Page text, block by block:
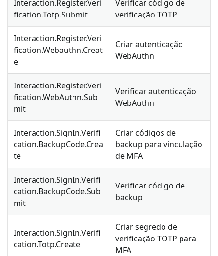
Interaction.Register.Veri
fication.Totp.Submit
Verificar código de
verificação TOTP
Interaction.Register.Veri
fication.Webauthn.Creat
e
Criar autenticação
WebAuthn
Interaction.Register.Veri
fication.WebAuthn.Sub
mit
Verificar autenticação
WebAuthn
Interaction.SignIn.Verifi
cation.BackupCode.Crea
te
Criar códigos de
backup para vinculação
de MFA
Interaction.SignIn.Verifi
cation.BackupCode.Sub
mit
Verificar código de
backup
Interaction.SignIn.Verifi
cation.Totp.Create
Criar segredo de
verificação TOTP para
MFA